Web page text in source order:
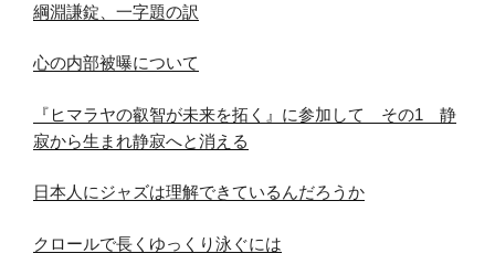
綱淵謙錠、一字題の訳
心の内部被曝について
『ヒマラヤの叡智が未来を拓く』に参加して その1 静
寂から生まれ静寂へと消える
日本人にジャズは理解できているんだろうか
クロールで長くゆっくり泳ぐには